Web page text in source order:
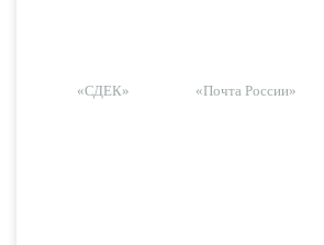
«СДЕК» «Почта России»